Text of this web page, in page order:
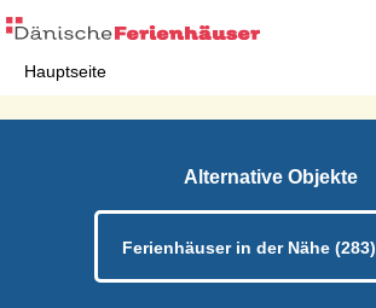
Hauptseite
Alternative Objekte
Ferienhäuser in der Nähe (283)